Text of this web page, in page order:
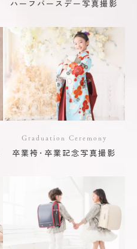
ハーフバースデー写真撮影
Graduation Ceremony
卒業袴･卒業記念写真撮影